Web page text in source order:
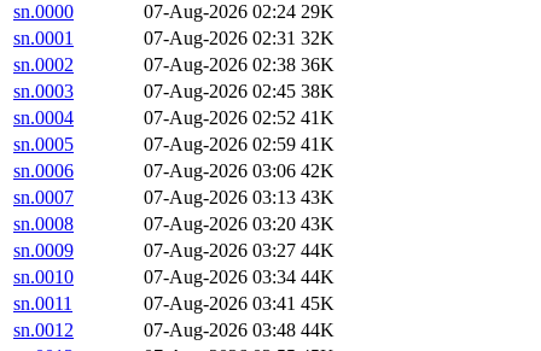
sn.0000
07-Aug-2026 02:24 29K
sn.0001
07-Aug-2026 02:31 32K
sn.0002
07-Aug-2026 02:38 36K
sn.0003
07-Aug-2026 02:45 38K
sn.0004
07-Aug-2026 02:52 41K
sn.0005
07-Aug-2026 02:59 41K
sn.0006
07-Aug-2026 03:06 42K
sn.0007
07-Aug-2026 03:13 43K
sn.0008
07-Aug-2026 03:20 43K
sn.0009
07-Aug-2026 03:27 44K
sn.0010
07-Aug-2026 03:34 44K
sn.0011
07-Aug-2026 03:41 45K
sn.0012
07-Aug-2026 03:48 44K